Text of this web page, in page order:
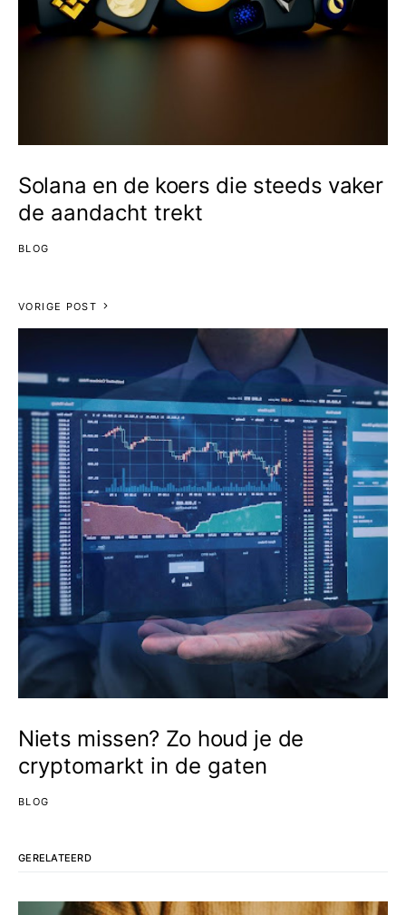
Solana en de koers die steeds vaker
de aandacht trekt
BLOG
VORIGE POST
Niets missen? Zo houd je de
cryptomarkt in de gaten
BLOG
GERELATEERD